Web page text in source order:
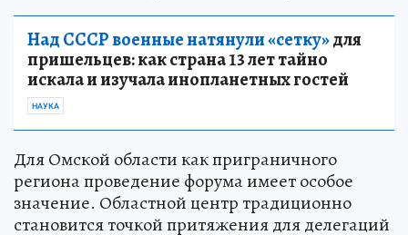
Над СССР военные натянули «сетку»для
пришельцев: как страна 13 лет тайно
искала и изучала инопланетных гостей
НАУКА
Для Омской области как приграничного
региона проведение форума имеет особое
значение. Областной центр традиционно
становится точкой притяжения для делегаций